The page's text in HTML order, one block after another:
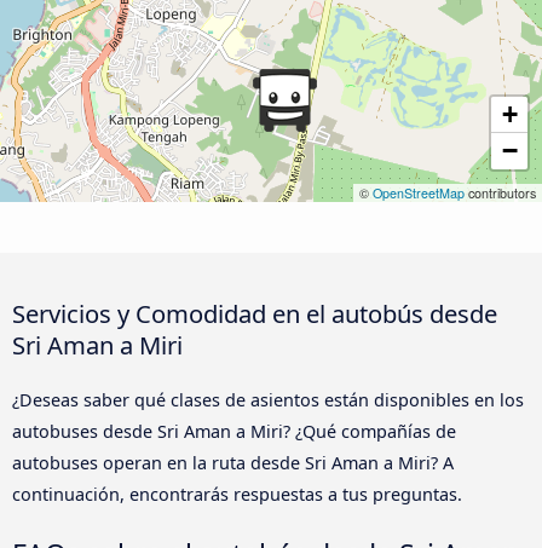
+
−
© OpenStreetMap contributors
Servicios y Comodidad en el autobús desde
Sri Aman a Miri
¿Deseas saber qué clases de asientos están disponibles en los
autobuses desde Sri Aman a Miri? ¿Qué compañías de
autobuses operan en la ruta desde Sri Aman a Miri? A
continuación, encontrarás respuestas a tus preguntas.